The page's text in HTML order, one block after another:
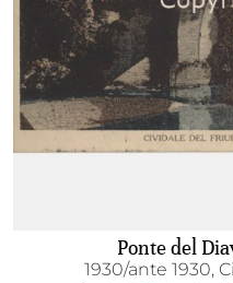
Ponte del
1930/ante 1930,